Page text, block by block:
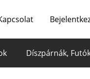
Díszpárnák,